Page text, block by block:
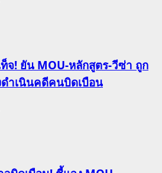
ท็จ! ยัน MOU-หลักสูตร-วีซ่า ถูก
ำเนินคดีคนบิดเบือน